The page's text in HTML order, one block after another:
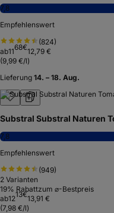
7,8
Empfehlenswert
(824)
ab1168€12,79 €
(9,99 €/l)
Lieferung 14. – 18. Aug.
Substral Substral Naturen
7,8
Empfehlenswert
(949)
2 Varianten
19% Rabattzum ⌀-Bestpreis
ab1213€13,91 €
(7,98 €/l)